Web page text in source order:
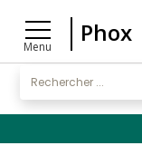
Menu
Phox